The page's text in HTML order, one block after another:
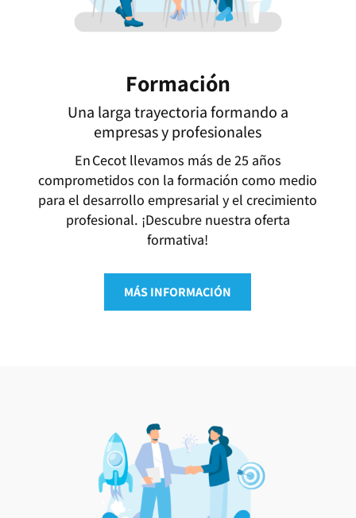
Formación
Una larga trayectoria formando a
empresas y profesionales
En Cecot llevamos más de 25 años
comprometidos con la formación como medio
para el desarrollo empresarial y el crecimiento
profesional. ¡Descubre nuestra oferta
formativa!
MÁS INFORMACIÓN